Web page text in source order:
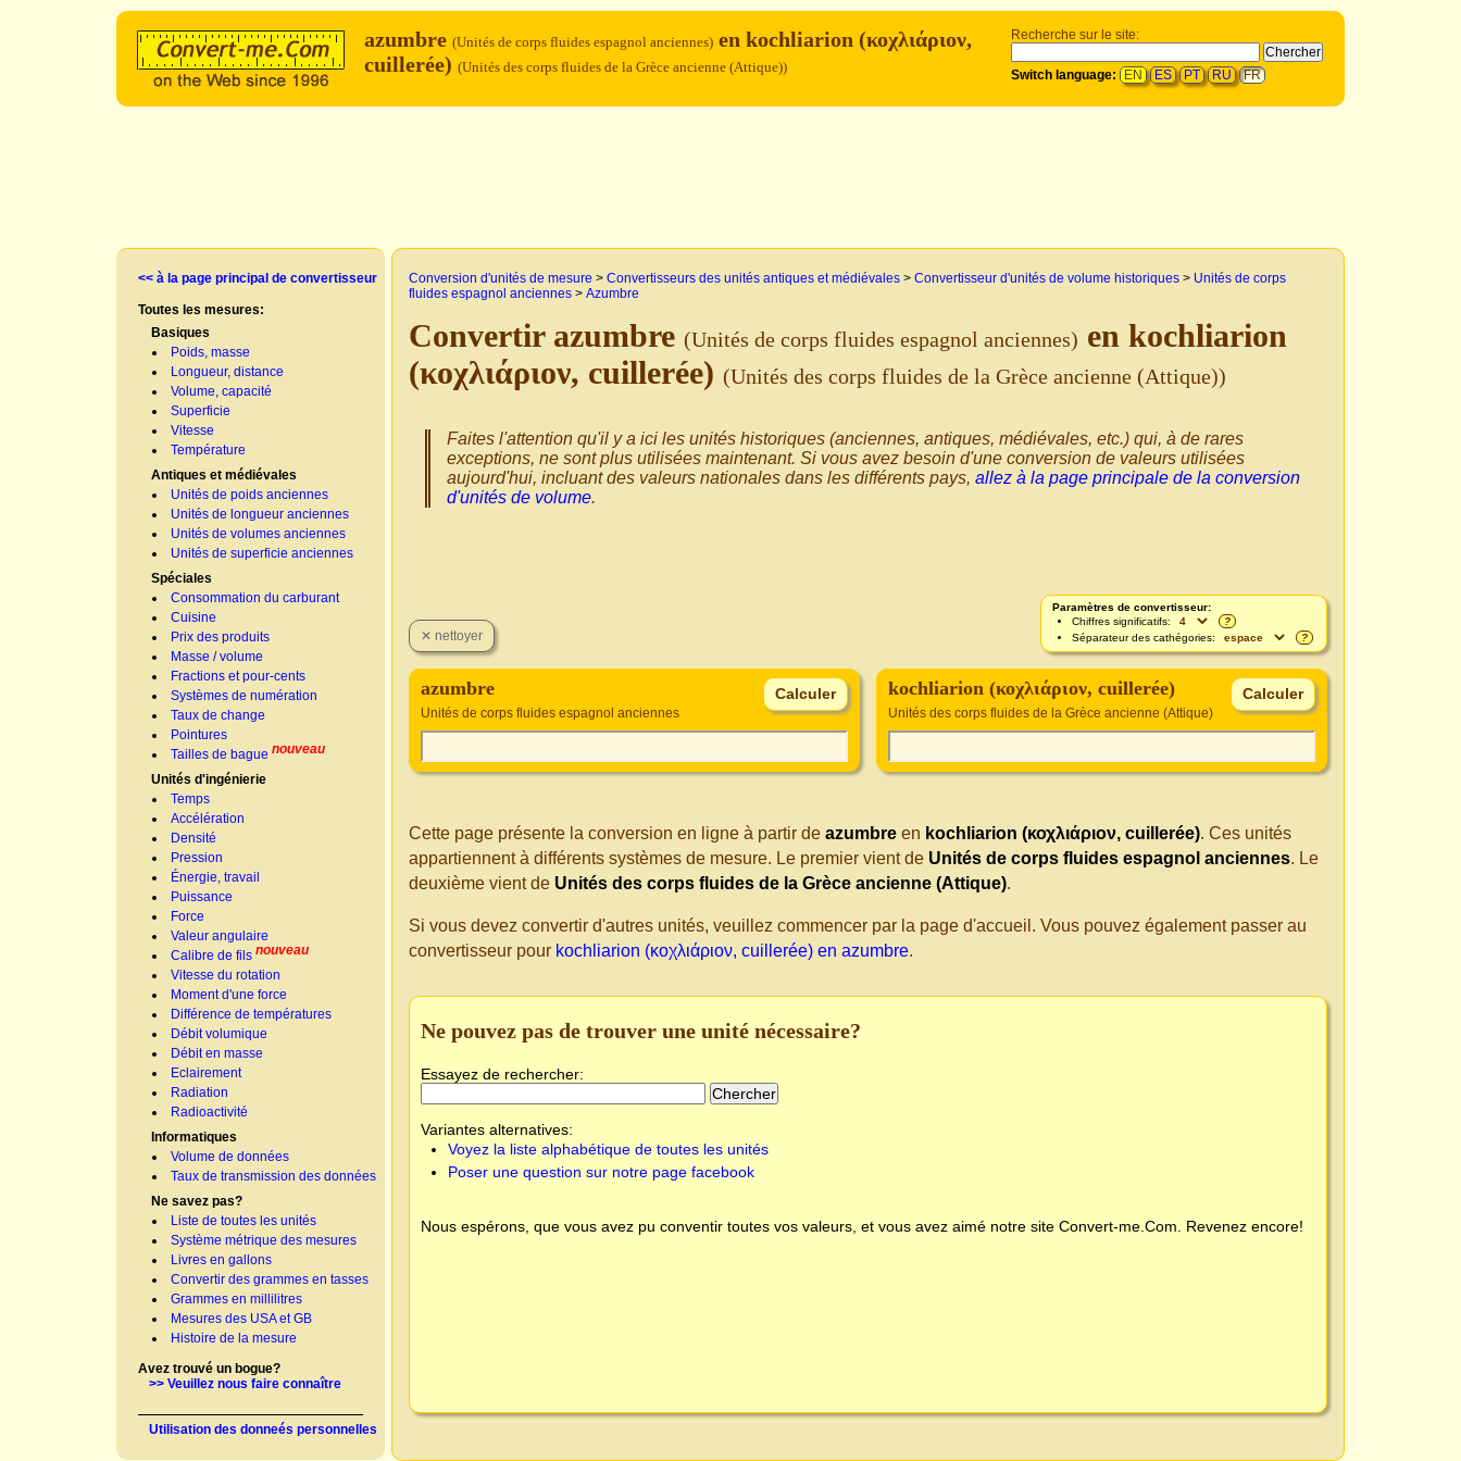
Recherche sur le site:
Switch language: EN ES PT RU FR
azumbre (Unités de corps fluides espagnol anciennes) en kochliarion (κοχλιάριον,
cuillerée) (Unités des corps fluides de la Grèce ancienne (Attique))
<< à la page principal de convertisseur
Toutes les mesures:
Basiques
Poids, masse
Longueur, distance
Volume, capacité
Superficie
Vitesse
Température
Antiques et médiévales
Unités de poids anciennes
Unités de longueur anciennes
Unités de volumes anciennes
Unités de superficie anciennes
Spéciales
Consommation du carburant
Cuisine
Prix des produits
Masse / volume
Fractions et pour-cents
Systèmes de numération
Taux de change
Pointures
Tailles de bague nouveau
Unités d'ingénierie
Temps
Accélération
Densité
Pression
Énergie, travail
Puissance
Force
Valeur angulaire
Calibre de fils nouveau
Vitesse du rotation
Moment d'une force
Différence de températures
Débit volumique
Débit en masse
Eclairement
Radiation
Radioactivité
Informatiques
Volume de données
Taux de transmission des données
Ne savez pas?
Liste de toutes les unités
Système métrique des mesures
Livres en gallons
Convertir des grammes en tasses
Grammes en millilitres
Mesures des USA et GB
Histoire de la mesure
Avez trouvé un bogue?
>> Veuillez nous faire connaître
Utilisation des donneés personnelles
Conversion d'unités de mesure > Convertisseurs des unités antiques et médiévales > Convertisseur d'unités de volume historiques > Unités de corps
fluides espagnol anciennes > Azumbre
Convertir azumbre (Unités de corps fluides espagnol anciennes) en kochliarion
(κοχλιάριον, cuillerée) (Unités des corps fluides de la Grèce ancienne (Attique))
Faites l'attention qu'il y a ici les unités historiques (anciennes, antiques, médiévales, etc.) qui, à de rares
exceptions, ne sont plus utilisées maintenant. Si vous avez besoin d'une conversion de valeurs utilisées
aujourd'hui, incluant des valeurs nationales dans les différents pays, allez à la page principale de la conversion
d'unités de volume.
Paramètres de convertisseur:
Chiffres significatifs:
?
Séparateur des cathégories:
?
azumbre
Unités de corps fluides espagnol anciennes
kochliarion (κοχλιάριον, cuillerée)
Unités des corps fluides de la Grèce ancienne (Attique)
Cette page présente la conversion en ligne à partir de azumbre en kochliarion (κοχλιάριον, cuillerée). Ces unités
appartiennent à différents systèmes de mesure. Le premier vient de Unités de corps fluides espagnol anciennes. Le
deuxième vient de Unités des corps fluides de la Grèce ancienne (Attique).
Si vous devez convertir d'autres unités, veuillez commencer par la page d'accueil. Vous pouvez également passer au
convertisseur pour kochliarion (κοχλιάριον, cuillerée) en azumbre.
Ne pouvez pas de trouver une unité nécessaire?
Essayez de rechercher:
Variantes alternatives:
Voyez la liste alphabétique de toutes les unités
Poser une question sur notre page facebook
Nous espérons, que vous avez pu conventir toutes vos valeurs, et vous avez aimé notre site Convert-me.Com . Revenez encore!